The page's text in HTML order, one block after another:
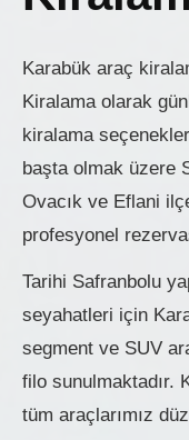
Karabük araç
Kiralama olarak
kiralama
başta olmak üzere
Ovacık ve Eflani
profesyonel
Tarihi Safranbolu
seyahatleri için
segment ve SUV
filo sunulmaktadır.
tüm araçlarımız